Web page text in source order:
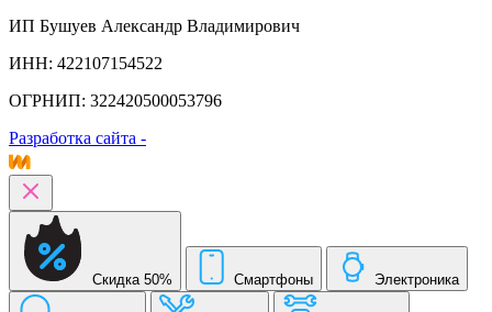
ИП Бушуев Александр Владимирович
ИНН: 422107154522
ОГРНИП: 322420500053796
Разработка сайта -
Скидка 50% Смартфоны Электроника